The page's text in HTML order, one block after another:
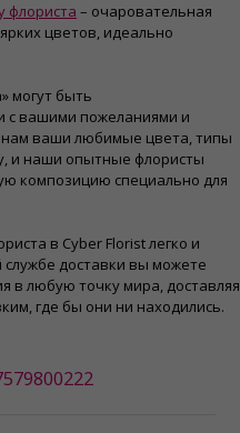
флориста – очаровательная
цветов, идеально
могут быть
с вашими пожеланиями и
ваши любимые цвета, типы
и наши опытные флористы
композицию специально для
в Cyber ​​Florist легко и
доставки вы можете
в любую точку мира, доставляя
где бы они ни находились.